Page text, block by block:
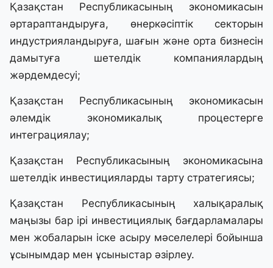
Қазақстан Республикасының экономикасын
әртараптандыруға, өнеркәсіптік секторын
индустрияландыруға, шағын және орта бизнесін
дамытуға шетелдік компаниялардың
жәрдемдесуі;
Қазақстан Республикасының экономикасын
әлемдік экономикалық процестерге
интеграциялау;
Қазақстан Республикасының экономикасына
шетелдік инвестицияларды тарту стратегиясы;
Қазақстан Республикасының халықаралық
маңызы бар ірі инвестициялық бағдарламалары
мен жобаларын іске асыру мәселелері бойынша
ұсынымдар мен ұсыныстар әзірлеу.